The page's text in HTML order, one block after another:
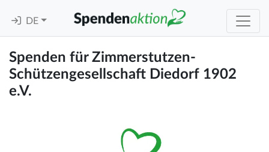
DE
Spenden für Zimmerstutzen-
Schützengesellschaft Diedorf 1902
e.V.